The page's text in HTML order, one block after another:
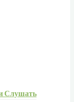
Слушать